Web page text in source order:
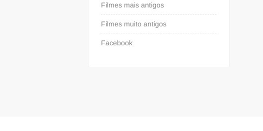
Filmes mais antigos
Filmes muito antigos
Facebook